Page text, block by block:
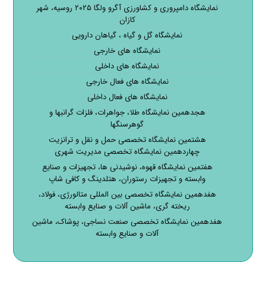
نمایشگاه دامپروری و کشاورزی آگرو ولگا ۲۰۲۵ روسیه، شهر
کازان
نمایشگاه گل و گیاه ، گیاهان دارویی
نمایشگاه های خارجی
نمایشگاه های داخلی
نمایشگاه های فعال خارجی
نمایشگاه های فعال داخلی
هجدهمین نمایشگاه طلا، جواهرات، فلزات گرانبها و
گوهرسنگها
هشتمین نمایشگاه تخصصی حمل و نقل و ترانزیت
چهاردهمین نمایشگاه تخصصی مدیریت شهری
هفتمین نمایشگاه قهوه، نوشیدنی ها، تجهیزات و صنایع
وابسته و تجهیزات رستوران، هتلدینگ و کافی شاپ
هفدهمین نمایشگاه تخصصی بین المللی متالورژی، فولاد،
ریخته گری، ماشین آلات و صنایع وابسته
هفدهمین نمایشگاه تخصصی صنعت نساجی، پوشاک، ماشین
آلات و صنایع وابسته